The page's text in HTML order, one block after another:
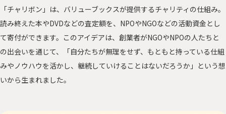
「チャリボン」は、バリューブックスが提供するチャリティの仕組み。
読み終えた本やDVDなどの査定額を、NPOやNGOなどの活動資金とし
て寄付ができます。このアイデアは、創業者がNGOやNPOの人たちと
の出会いを通じて、「自分たちが無理をせず、もともと持っている仕組
みやノウハウを活かし、継続していけることはないだろうか」という想
いから生まれました。